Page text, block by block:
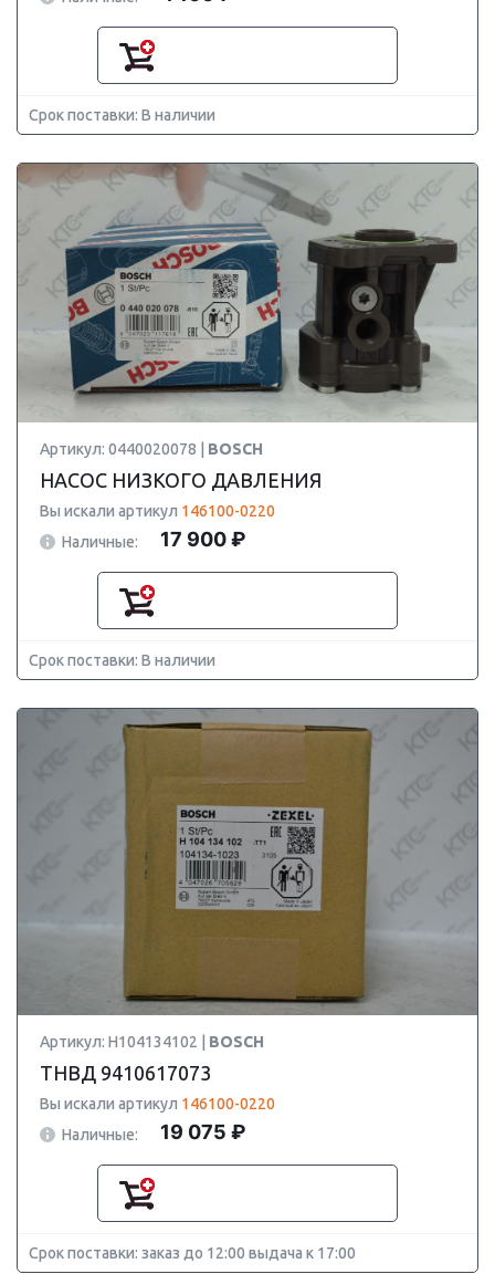
Срок поставки: В наличии
Артикул: 0440020078 | BOSCH
НАСОС НИЗКОГО ДАВЛЕНИЯ
Вы искали артикул 146100-0220
Наличные:
17 900 ₽
Срок поставки: В наличии
Артикул: H104134102 | BOSCH
ТНВД 9410617073
Вы искали артикул 146100-0220
Наличные:
19 075 ₽
Срок поставки: заказ до 12:00 выдача к 17:00